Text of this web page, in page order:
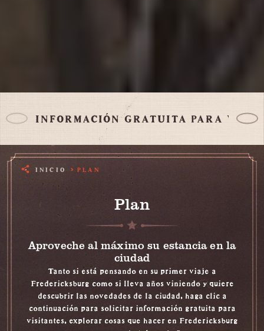
INFORMACIÓN GRATUITA PARA
INICIO PLAN
Plan
Aproveche al máximo su estancia en la
ciudad
Tanto si está pensando en su primer viaje a
Fredericksburg como si lleva años viniendo y quiere
descubrir las novedades de la ciudad, haga clic a
continuación para solicitar información gratuita para
visitantes, explorar cosas que hacer en Fredericksburg